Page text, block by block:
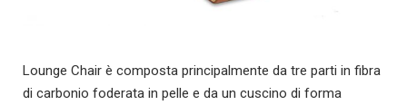
Lounge Chair è composta principalmente da tre parti in fibra
di carbonio foderata in pelle e da un cuscino di forma